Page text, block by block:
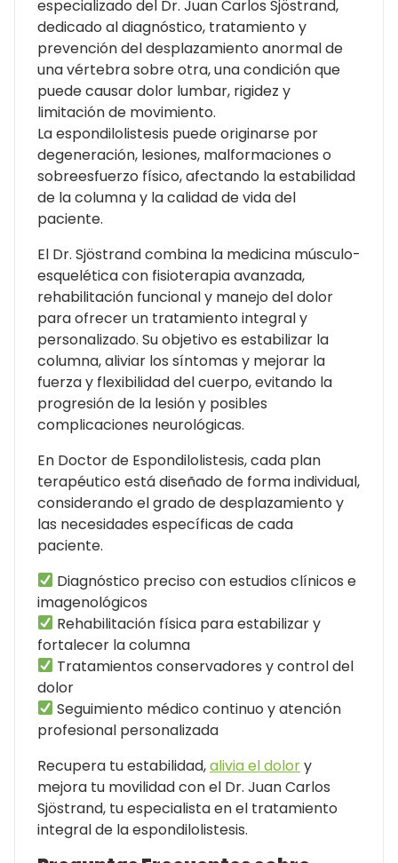
especializado del Dr. Juan Carlos Sjöstrand,
dedicado al diagnóstico, tratamiento y
prevención del desplazamiento anormal de
una vértebra sobre otra, una condición que
puede causar dolor lumbar, rigidez y
limitación de movimiento.
La espondilolistesis puede originarse por
degeneración, lesiones, malformaciones o
sobreesfuerzo físico, afectando la estabilidad
de la columna y la calidad de vida del
paciente.
El Dr. Sjöstrand combina la medicina músculo-
esquelética con fisioterapia avanzada,
rehabilitación funcional y manejo del dolor
para ofrecer un tratamiento integral y
personalizado. Su objetivo es estabilizar la
columna, aliviar los síntomas y mejorar la
fuerza y flexibilidad del cuerpo, evitando la
progresión de la lesión y posibles
complicaciones neurológicas.
En Doctor de Espondilolistesis, cada plan
terapéutico está diseñado de forma individual,
considerando el grado de desplazamiento y
las necesidades específicas de cada
paciente.
Diagnóstico preciso con estudios clínicos e
imagenológicos
Rehabilitación física para estabilizar y
fortalecer la columna
Tratamientos conservadores y control del
dolor
Seguimiento médico continuo y atención
profesional personalizada
Recupera tu estabilidad,alivia el dolory
mejora tu movilidad con el Dr. Juan Carlos
Sjöstrand, tu especialista en el tratamiento
integral de la espondilolistesis.